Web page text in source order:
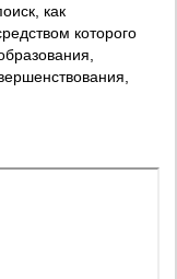
как
которого